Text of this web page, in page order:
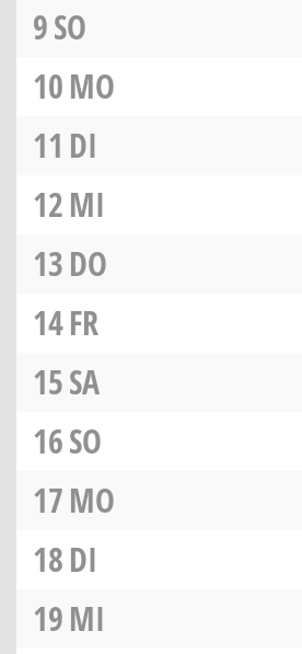
9SO
10MO
11 DI
12MI
13DO
14FR
15SA
16SO
17MO
18DI
19MI